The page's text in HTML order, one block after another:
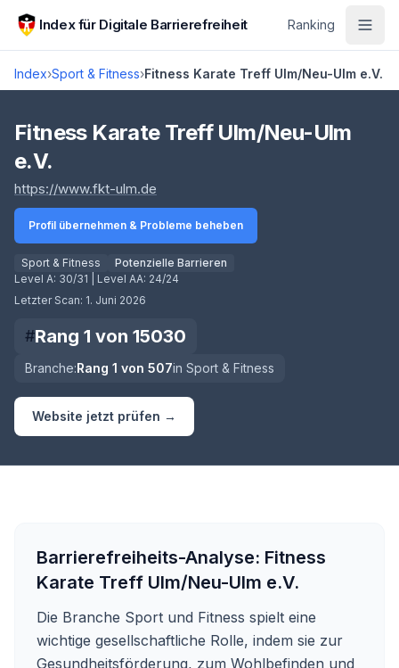
Zum Hauptinhalt springen
Index für Digitale Barrierefreiheit Ranking
Index›Sport & Fitness›Fitness Karate Treff Ulm/Neu-Ulm e.V.
Score lädt
Fitness Karate Treff Ulm/Neu-Ulm
e.V.
https://www.fkt-ulm.de
Profil übernehmen & Probleme beheben
Sport & Fitness
Potenzielle Barrieren
Level A: 30/31 | Level AA: 24/24
Letzter Scan: 1. Juni 2026
#Rang 1 von 15030
Branche:Rang 1 von 507in Sport & Fitness
Website jetzt prüfen →
Barrierefreiheits-Analyse: Fitness
Karate Treff Ulm/Neu-Ulm e.V.
Die Branche Sport und Fitness spielt eine
wichtige gesellschaftliche Rolle, indem sie zur
Gesundheitsförderung, zum Wohlbefinden und